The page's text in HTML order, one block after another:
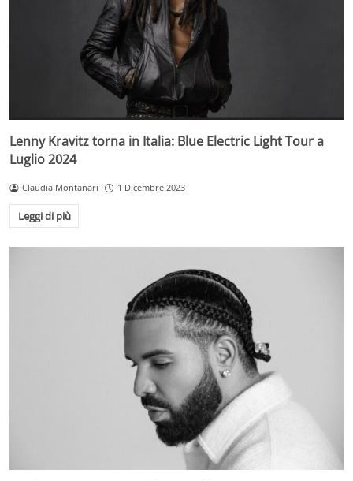
Lenny Kravitz torna in Italia: Blue Electric Light Tour a
Luglio 2024
Claudia Montanari 1 Dicembre 2023
Leggi di più